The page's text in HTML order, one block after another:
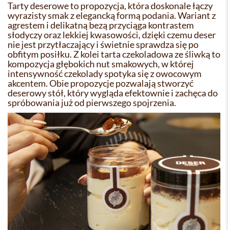
Tarty deserowe to propozycja, która doskonale łączy
wyrazisty smak z elegancką formą podania. Wariant z
agrestem i delikatną bezą przyciąga kontrastem
słodyczy oraz lekkiej kwasowości, dzięki czemu deser
nie jest przytłaczający i świetnie sprawdza się po
obfitym posiłku. Z kolei tarta czekoladowa ze śliwką to
kompozycja głębokich nut smakowych, w której
intensywność czekolady spotyka się z owocowym
akcentem. Obie propozycje pozwalają stworzyć
deserowy stół, który wygląda efektownie i zachęca do
spróbowania już od pierwszego spojrzenia.